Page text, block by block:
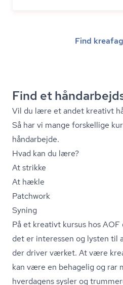
Find
Find et
Vil du lære et andet kreativt
Så har vi mange forskellige
håndarbejde.
Hvad kan du lære?
At strikke
At hækle
Patchwork
Syning
På et kreativt kursus hos
det er interessen og lysten
der driver værket. At være
kan være en behagelig og rar
hverdagens sysler og